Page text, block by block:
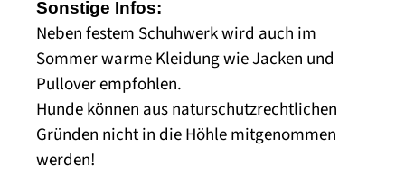
Sonstige Infos:
Neben festem Schuhwerk wird auch im
Sommer warme Kleidung wie Jacken und
Pullover empfohlen.
Hunde können aus naturschutzrechtlichen
Gründen nicht in die Höhle mitgenommen
werden!